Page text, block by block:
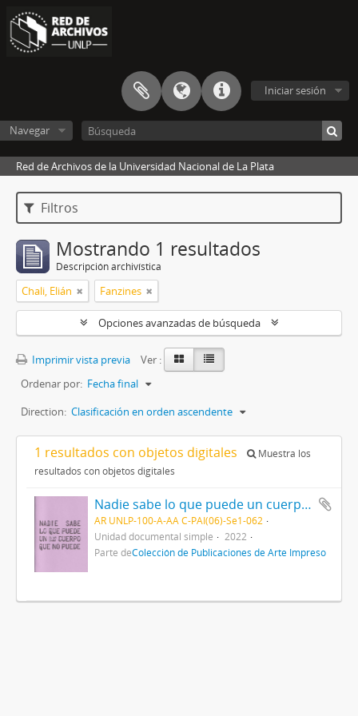
Iniciar sesión
Navegar
Red de Archivos de la Universidad Nacional de La Plata
Filtros
Mostrando 1 resultados
Descripción archivística
Chali, Elián Fanzines
Opciones avanzadas de búsqueda
Imprimir vista previa
Ver :
Ordenar por: Fecha final
Direction: Clasificación en orden ascendente
1 resultados con objetos digitales
Muestra los
resultados con objetos digitales
Nadie sabe lo que puede un cuerpo que no puede 2022
AR UNLP-100-A-AA C-PAI(06)-Se1-062
Unidad documental simple
2022
Parte deColección de Publicaciones de Arte Impreso